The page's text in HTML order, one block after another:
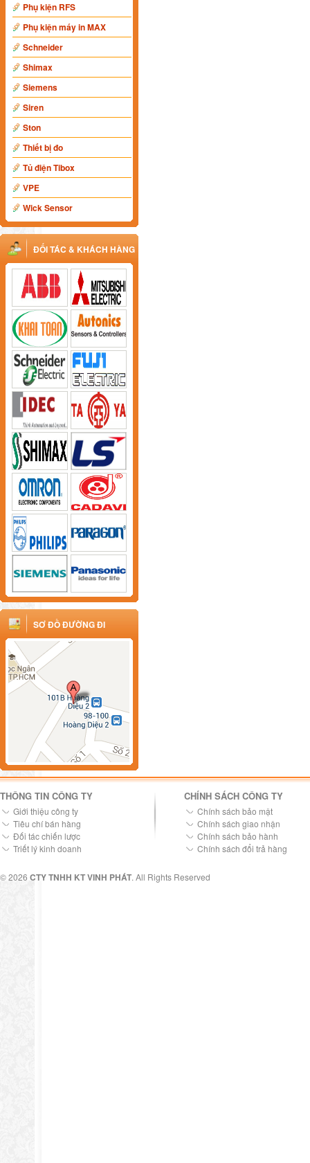
Phụ kiện RFS
Phụ kiện máy in MAX
Schneider
Shimax
Siemens
Siren
Ston
Thiết bị đo
Tủ điện Tibox
VPE
Wick Sensor
ĐỐI TÁC & KHÁCH HÀNG
SƠ ĐỒ ĐƯỜNG ĐI
THÔNG TIN CÔNG TY
Giới thiệu công ty
Tiêu chí bán hàng
Đối tác chiến lược
Triết lý kinh doanh
CHÍNH SÁCH CÔNG TY
Chính sách bảo mật
Chính sách giao nhận
Chính sách bảo hành
Chính sách đổi trả hàng
© 2026 CTY TNHH KT VINH PHÁT. All Rights Reserved